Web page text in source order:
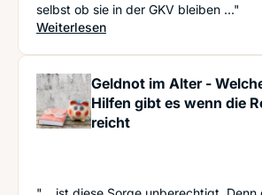
selbst ob sie in der GKV bleiben ..."
Weiterlesen: Erstklassige
Geldnot im Alter -
Hilfen gibt es wenn die
reicht